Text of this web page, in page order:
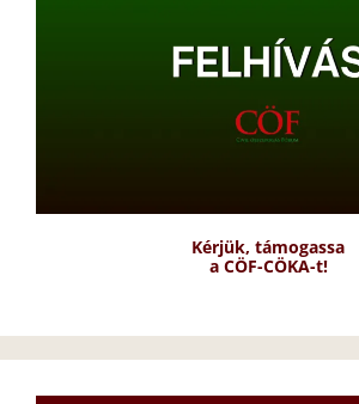
Kérjük, támogassa
a CÖF-CÖKA-t!